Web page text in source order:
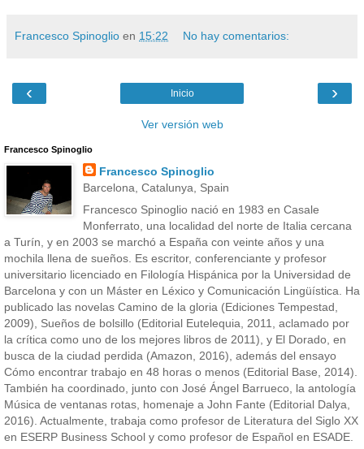
Francesco Spinoglio en 15:22 No hay comentarios:
‹ ›
Inicio
Ver versión web
Francesco Spinoglio
Francesco Spinoglio
Barcelona, Catalunya, Spain
Francesco Spinoglio nació en 1983 en Casale
Monferrato, una localidad del norte de Italia cercana
a Turín, y en 2003 se marchó a España con veinte años y una
mochila llena de sueños. Es escritor, conferenciante y profesor
universitario licenciado en Filología Hispánica por la Universidad de
Barcelona y con un Máster en Léxico y Comunicación Lingüística. Ha
publicado las novelas Camino de la gloria (Ediciones Tempestad,
2009), Sueños de bolsillo (Editorial Eutelequia, 2011, aclamado por
la crítica como uno de los mejores libros de 2011), y El Dorado, en
busca de la ciudad perdida (Amazon, 2016), además del ensayo
Cómo encontrar trabajo en 48 horas o menos (Editorial Base, 2014).
También ha coordinado, junto con José Ángel Barrueco, la antología
Música de ventanas rotas, homenaje a John Fante (Editorial Dalya,
2016). Actualmente, trabaja como profesor de Literatura del Siglo XX
en ESERP Business School y como profesor de Español en ESADE.